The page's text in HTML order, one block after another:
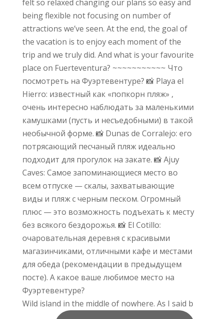
Wild island in the middle of nowhere. As I said b